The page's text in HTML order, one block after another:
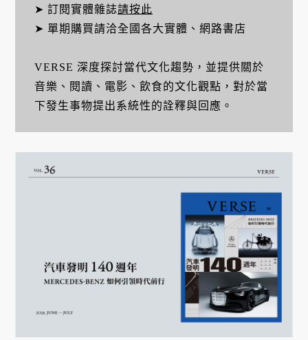
➤ 訂閱實體雜誌請按此
➤ 單期購買請洽全國各大實體、網路書店
VERSE 深度探討當代文化趨勢，並提供關於
音樂、閱讀、電影、飲食的文化觀點，對於當
下發生事物提出系統性的詮釋與回應。